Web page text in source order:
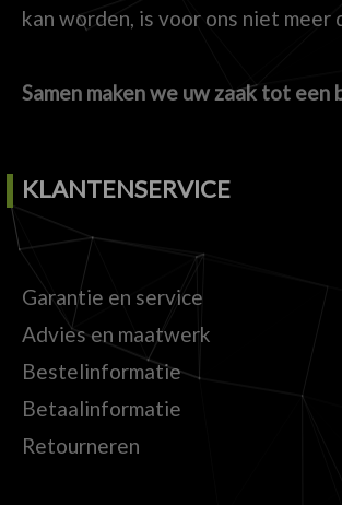
kan worden, is voor ons niet meer
Samen maken we uw zaak tot een
KLANTENSERVICE
Garantie en service
Advies en maatwerk
Bestelinformatie
Betaalinformatie
Retourneren